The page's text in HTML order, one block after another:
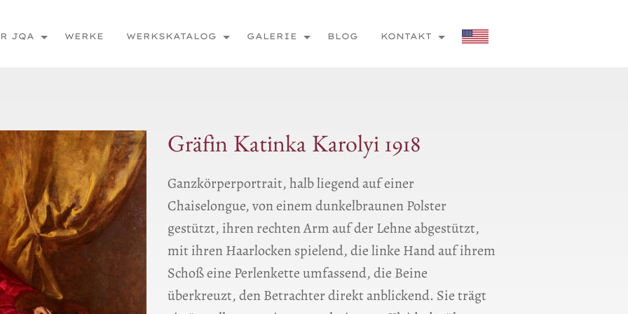
JQA WERKE WERKSKATALOG GALERIE BLOG KONTAKT
Gräfin Katinka Karolyi 1918
Ganzkörperportrait, halb liegend auf einer
Chaiselongue, von einem dunkelbraunen Polster
gestützt, ihren rechten Arm auf der Lehne abgestützt,
mit ihren Haarlocken spielend, die linke Hand auf ihrem
Schoß eine Perlenkette umfassend, die Beine
überkreuzt, den Betrachter direkt anblickend. Sie trägt